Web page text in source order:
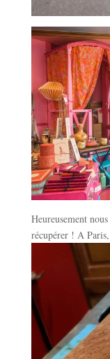
Heureusement
récupérer ! A